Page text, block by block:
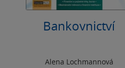
Bankovnictví
Alena Lochmannová